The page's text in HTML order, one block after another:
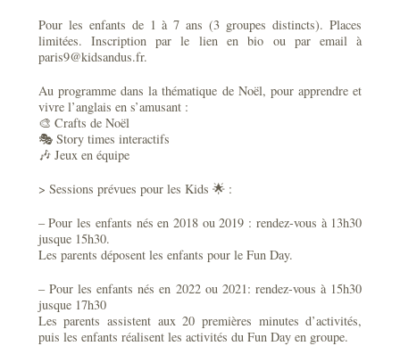
Pour les enfants de 1 à 7 ans (3 groupes distincts). Places
limitées. Inscription par le lien en bio ou par email à
paris9@kidsandus.fr.
Au programme dans la thématique de Noël, pour apprendre et
vivre l’anglais en s’amusant :
🎨 Crafts de Noël
🎭 Story times interactifs
🎶 Jeux en équipe
> Sessions prévues pour les Kids 🌟 :
– Pour les enfants nés en 2018 ou 2019 : rendez-vous à 13h30
jusque 15h30.
Les parents déposent les enfants pour le Fun Day.
– Pour les enfants nés en 2022 ou 2021: rendez-vous à 15h30
jusque 17h30
Les parents assistent aux 20 premières minutes d’activités,
puis les enfants réalisent les activités du Fun Day en groupe.